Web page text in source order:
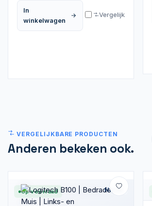
In
winkelwagen
Vergelijk
VERGELIJKBARE PRODUCTEN
Anderen bekeken ook.
Op voorraad Nieuw